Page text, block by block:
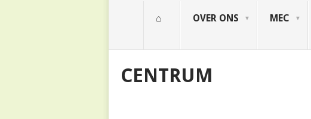
⌂ OVER ONS MEC
CENTRUM